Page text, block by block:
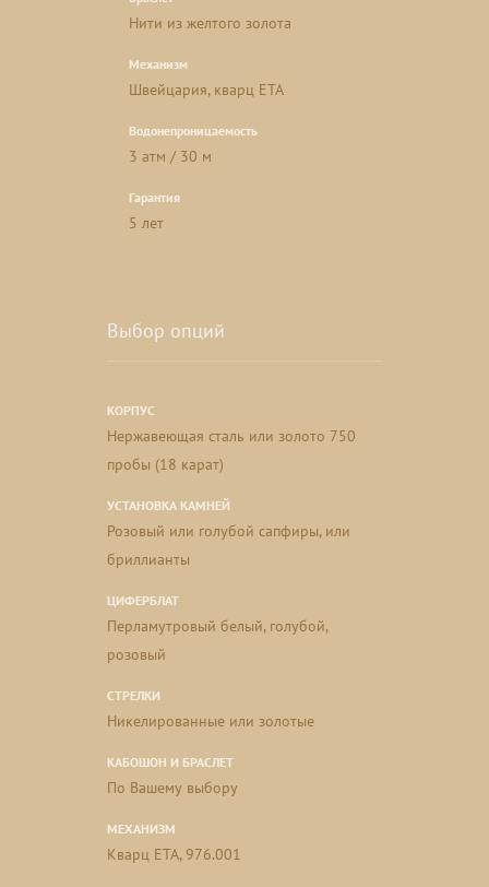
Нити из желтого золота
Механизм
Швейцария, кварц ETA
Водонепроницаемость
3 атм / 30 м
Гарантия
5 лет
Выбор опций
КОРПУС
Нержавеющая сталь или золото 750
пробы (18 карат)
УСТАНОВКА КАМНЕЙ
Розовый или голубой сапфиры, или
бриллианты
ЦИФЕРБЛАТ
Перламутровый белый, голубой,
розовый
СТРЕЛКИ
Никелированные или золотые
КАБОШОН И БРАСЛЕТ
По Вашему выбору
МЕХАНИЗМ
Кварц ETA, 976.001